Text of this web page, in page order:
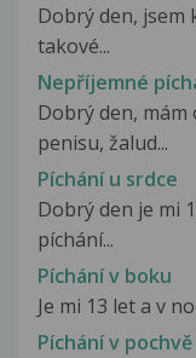
Dobrý den, jsem
takové...
Nepříjemné
Dobrý den,
penisu, žalud...
Píchání u srdce
Dobrý den je mi
píchání...
Píchání v boku
Je mi 13 let a v
Píchání v